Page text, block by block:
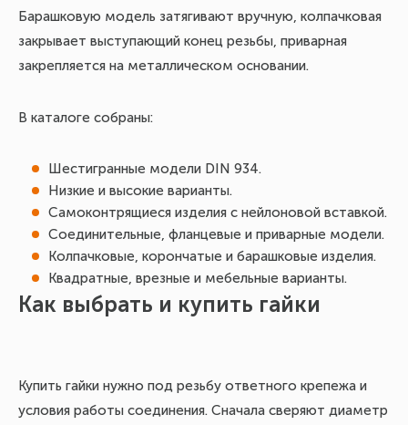
Барашковую модель затягивают вручную, колпачковая
закрывает выступающий конец резьбы, приварная
закрепляется на металлическом основании.
В каталоге собраны:
Шестигранные модели DIN 934.
Низкие и высокие варианты.
Самоконтрящиеся изделия с нейлоновой вставкой.
Соединительные, фланцевые и приварные модели.
Колпачковые, корончатые и барашковые изделия.
Квадратные, врезные и мебельные варианты.
Как выбрать и купить гайки
Купить гайки нужно под резьбу ответного крепежа и
условия работы соединения. Сначала сверяют диаметр